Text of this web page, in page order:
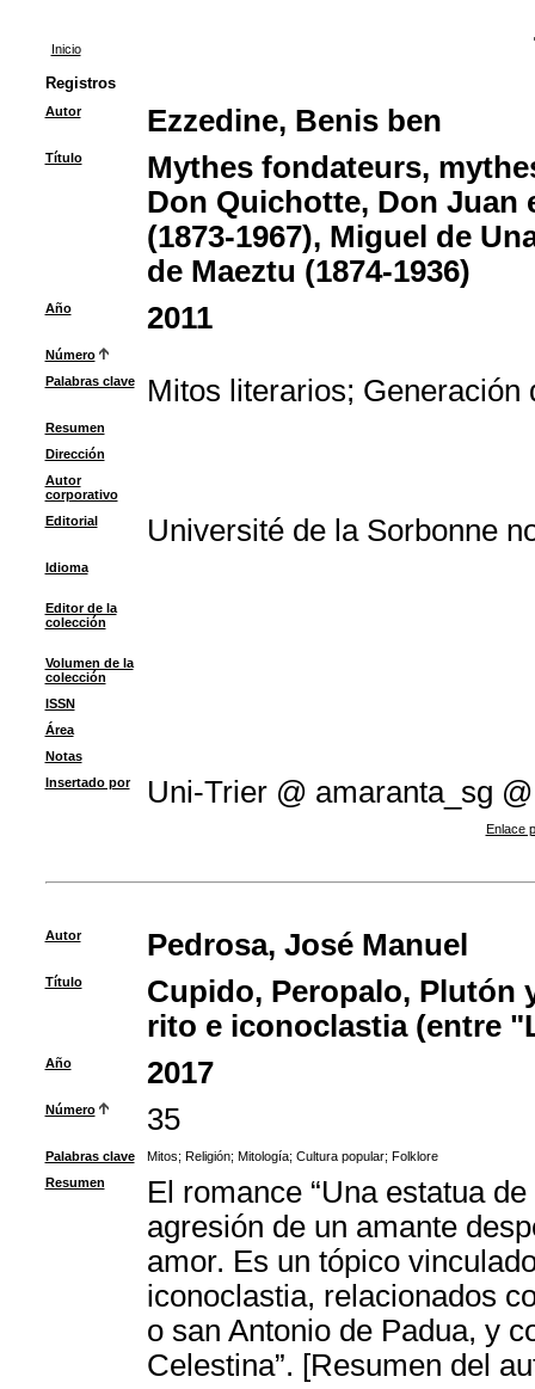
Inicio
Registros
Autor Ezzedine, Benis ben
Título
Mythes fondateurs,
Don Quichotte, Don Juan
(1873-1967), Miguel de
de Maeztu (1874-1936)
Año 2011
Número
Palabras clave
Mitos literarios; Generación
Resumen
Dirección
Autor
corporativo
Editorial
Université de la Sorbonne
Idioma
Editor de la
colección
Volumen de la
colección
ISSN
Área
Notas
Insertado por
Uni-Trier @ amaranta_sg @
Enlace
Autor Pedrosa, José Manuel
Título
Cupido, Peropalo, Plutón
rito e iconoclastia (entre
Año 2017
Número 35
Palabras clave Mitos; Religión; Mitología; Cultura popular; Folklore
Resumen
El romance “Una estatua
agresión de un amante
amor. Es un tópico
iconoclastia, relacionados
o san Antonio de Padua, y
Celestina”. [Resumen del